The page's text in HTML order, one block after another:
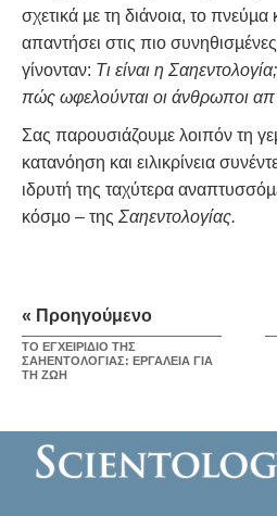
σχετικά µε τη διάνοια, το πνεύµα
απαντήσει στις πιο
γίνονταν: Τι είναι η
πώς ωφελούνται οι άνθρωποι
Σας παρουσιάζουµε λοιπόν τη
κατανόηση και ειλικρίνεια
ιδρυτή της ταχύτερα
κόσµο – της Σαηεντολογίας.
« Προηγούμενο
ΤΟ ΕΓΧΕΙΡΙΔΙΟ ΤΗΣ
ΣΑΗΕΝΤΟΛΟΓΙΑΣ: ΕΡΓΑΛΕΙΑ ΓΙΑ
ΤΗ ΖΩΗ